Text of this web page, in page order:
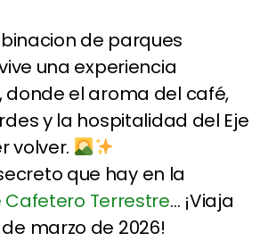
de parques
una experiencia
donde el aroma del café,
y la hospitalidad del Eje
volver.
que hay en la
Cafetero Terrestre… ¡Viaja
marzo de 2026!